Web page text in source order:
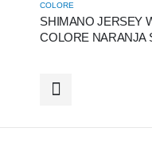
COLORE
SHIMANO JERSEY
COLORE NARANJA